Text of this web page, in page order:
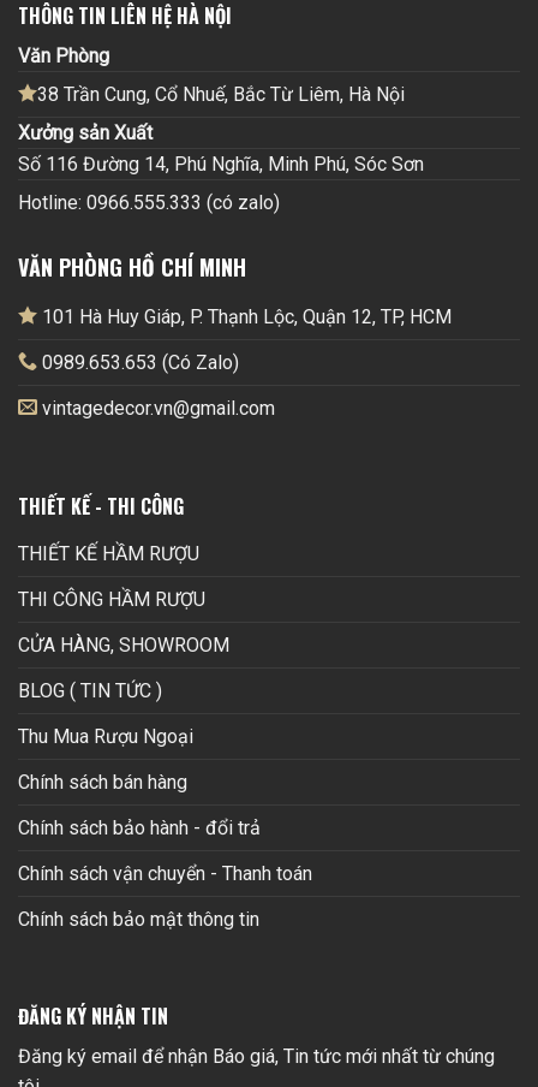
THÔNG TIN LIÊN HỆ HÀ NỘI
Văn Phòng
38 Trần Cung, Cổ Nhuế, Bắc Từ Liêm, Hà Nội
Xưởng sản Xuất
Số 116 Đường 14, Phú Nghĩa, Minh Phú, Sóc Sơn
Hotline: 0966.555.333 (có zalo)
VĂN PHÒNG HỒ CHÍ MINH
101 Hà Huy Giáp, P. Thạnh Lộc, Quận 12, TP, HCM
0989.653.653 (Có Zalo)
vintagedecor.vn@gmail.com
THIẾT KẾ - THI CÔNG
THIẾT KẾ HẦM RƯỢU
THI CÔNG HẦM RƯỢU
CỬA HÀNG, SHOWROOM
BLOG ( TIN TỨC )
Thu Mua Rượu Ngoại
Chính sách bán hàng
Chính sách bảo hành - đổi trả
Chính sách vận chuyển - Thanh toán
Chính sách bảo mật thông tin
ĐĂNG KÝ NHẬN TIN
Đăng ký email để nhận Báo giá, Tin tức mới nhất từ chúng